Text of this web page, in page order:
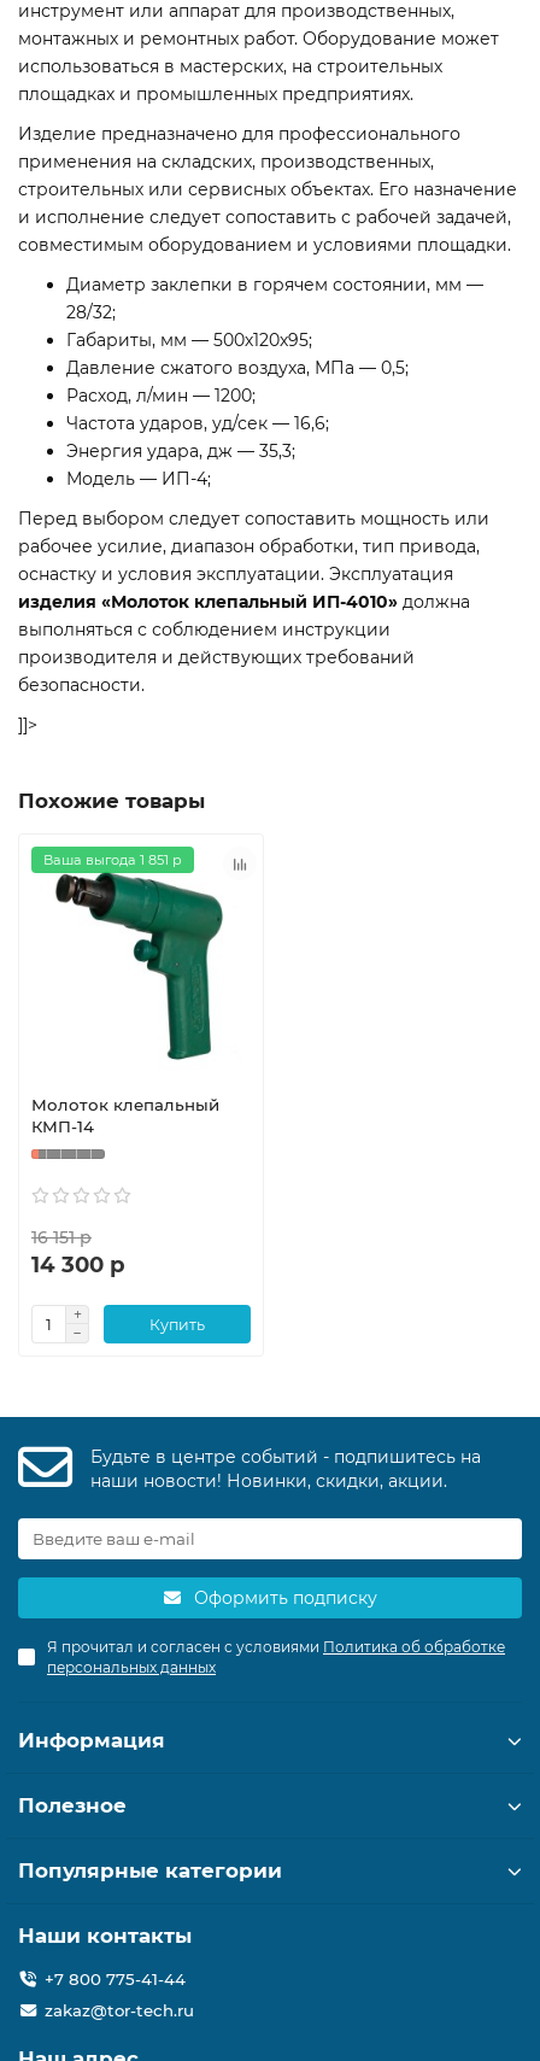
инструмент или аппарат для производственных,
монтажных и ремонтных работ. Оборудование может
использоваться в мастерских, на строительных
площадках и промышленных предприятиях.
Изделие предназначено для профессионального
применения на складских, производственных,
строительных или сервисных объектах. Его назначение
и исполнение следует сопоставить с рабочей задачей,
совместимым оборудованием и условиями площадки.
Диаметр заклепки в горячем состоянии, мм —
28/32;
Габариты, мм — 500х120х95;
Давление сжатого воздуха, МПа — 0,5;
Расход, л/мин — 1200;
Частота ударов, уд/сек — 16,6;
Энергия удара, дж — 35,3;
Модель — ИП-4;
Перед выбором следует сопоставить мощность или
рабочее усилие, диапазон обработки, тип привода,
оснастку и условия эксплуатации. Эксплуатация
изделия «Молоток клепальный ИП-4010» должна
выполняться с соблюдением инструкции
производителя и действующих требований
безопасности.
]]>
Похожие товары
Ваша выгода 1 851 р
Молоток клепальный
КМП-14
16 151 р
14 300 р
Купить
Будьте в центре событий - подпишитесь на
наши новости! Новинки, скидки, акции.
Оформить подписку
Я прочитал и согласен с условиями Политика об обработке
персональных данных
Информация
Полезное
Популярные категории
Наши контакты
+7 800 775-41-44
zakaz@tor-tech.ru